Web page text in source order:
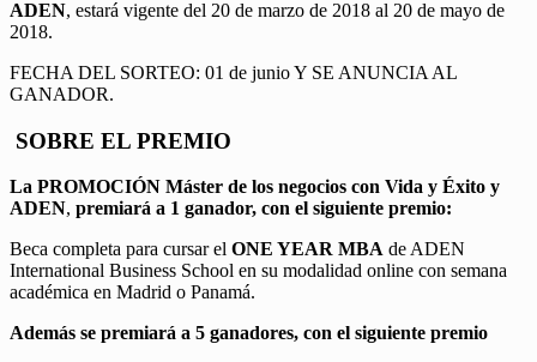
ADEN, estará vigente del 20 de marzo de 2018 al 20 de mayo de
2018.
FECHA DEL SORTEO: 01 de junio Y SE ANUNCIA AL
GANADOR.
SOBRE EL PREMIO
La PROMOCIÓN Máster de los negocios con Vida y Éxito y
ADEN, premiará a 1 ganador, con el siguiente premio:
Beca completa para cursar el ONE YEAR MBA de ADEN
International Business School en su modalidad online con semana
académica en Madrid o Panamá.
Además se premiará a 5 ganadores, con el siguiente premio